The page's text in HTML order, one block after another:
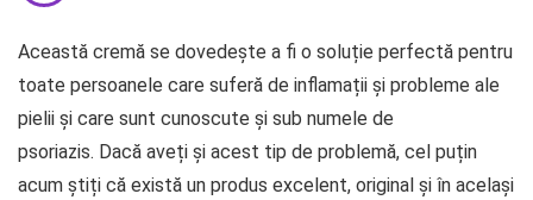
Această cremă se dovedește a fi o soluție perfectă pentru
toate persoanele care suferă de inflamații și probleme ale
pielii și care sunt cunoscute și sub numele de
psoriazis. Dacă aveți și acest tip de problemă, cel puțin
acum știți că există un produs excelent, original și în același